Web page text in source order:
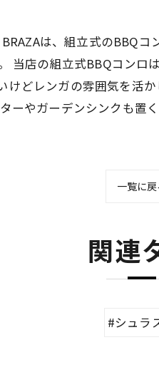
は、組立式のBBQ
当店の組立式BBQコン
けどレンガの雰囲気を活
ーやガーデンシンクも置
一覧に戻
関連
#シュラ